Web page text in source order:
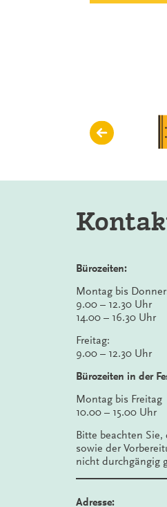
Bürozeiten:
Montag bis
9.00 – 12.30 Uhr
14.00 – 16.30 Uhr
Freitag:
9.00 – 12.30 Uhr
Bürozeiten in der
Montag bis Freitag
10.00 – 15.00 Uhr
Bitte beachten
sowie der
nicht durchgängig
Adresse: